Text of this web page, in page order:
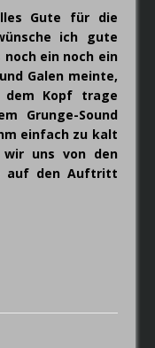
Gute für die
ich gute
noch ein noch ein
Galen meinte,
Kopf trage
Grunge-Sound
einfach zu kalt
wir uns von den
auf den Auftritt